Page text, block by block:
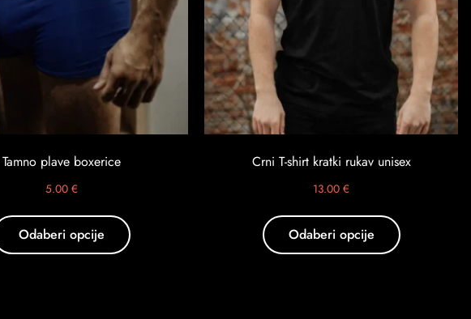
Tamno plave boxerice
5.00 €
Odaberi opcije
Crni T-shirt kratki rukav unisex
13.00 €
Odaberi opcije